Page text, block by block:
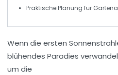
PraktischePlanung für
Wenn die ersten
blühendes Paradies
um die